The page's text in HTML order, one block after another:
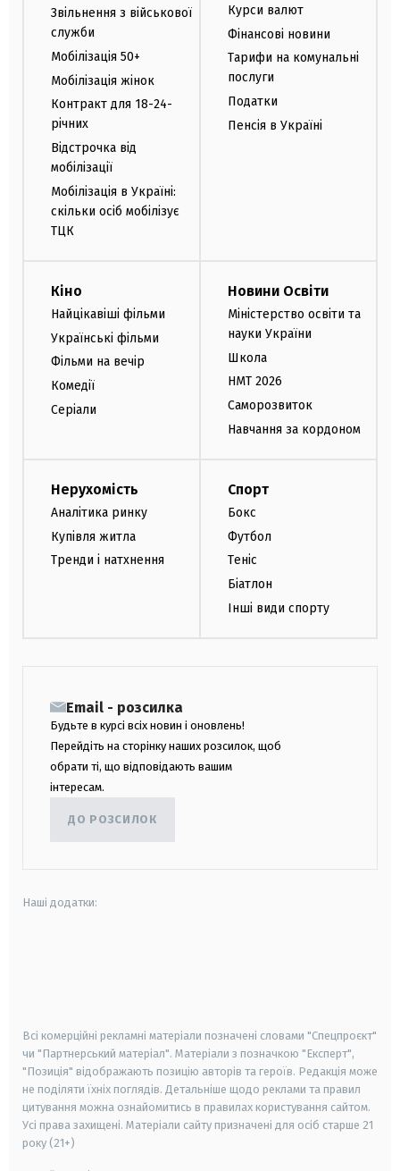
Звільнення з військової
служби
Мобілізація 50+
Мобілізація жінок
Контракт для 18-24-
річних
Відстрочка від
мобілізації
Мобілізація в Україні:
скільки осіб мобілізує
ТЦК
Курси валют
Фінансові новини
Тарифи на комунальні
послуги
Податки
Пенсія в Україні
Кіно
Найцікавіші фільми
Українські фільми
Фільми на вечір
Комедії
Серіали
Новини Освіти
Міністерство освіти та
науки України
Школа
НМТ 2026
Саморозвиток
Навчання за кордоном
Нерухомість
Аналітика ринку
Купівля житла
Тренди і натхнення
Спорт
Бокс
Футбол
Теніс
Біатлон
Інші види спорту
Email - розсилка
Будьте в курсі всіх новин і оновлень!
Перейдіть на сторінку наших розсилок, щоб
обрати ті, що відповідають вашим
інтересам.
ДО РОЗСИЛОК
Наші додатки:
Всі комерційні рекламні матеріали позначені словами "Спецпроєкт"
чи "Партнерський матеріал". Матеріали з позначкою "Експерт",
"Позиція" відображають позицію авторів та героїв. Редакція може
не поділяти їхніх поглядів. Детальніше щодо реклами та правил
цитування можна ознайомитись в правилах користування сайтом.
Усі права захищені. Матеріали сайту призначені для осіб старше 21
року (21+)